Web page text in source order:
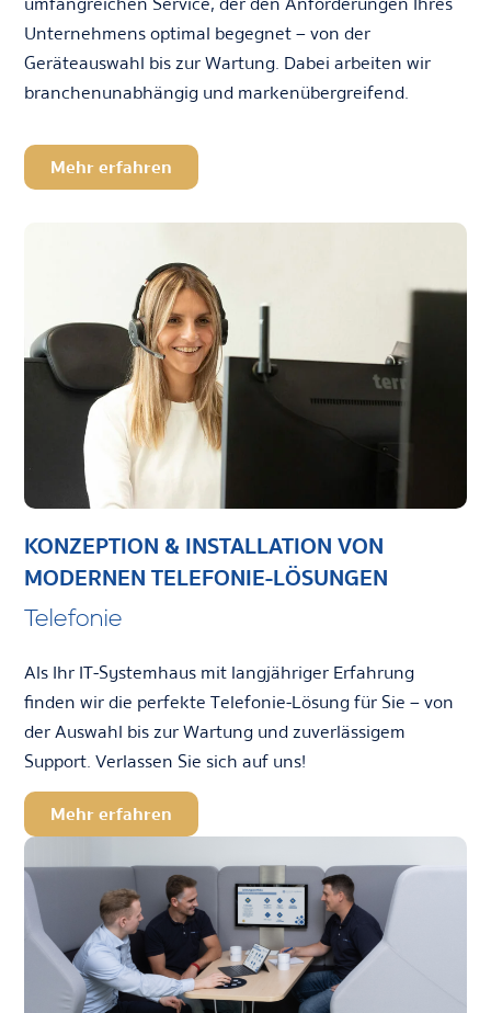
Unternehmens optimal begegnet – von der
Geräteauswahl bis zur Wartung. Dabei arbeiten wir
branchenunabhängig und markenübergreifend.
Mehr erfahren
KONZEPTION & INSTALLATION VON
MODERNEN TELEFONIE-LÖSUNGEN
Telefonie
Als Ihr IT-Systemhaus mit langjähriger Erfahrung
finden wir die perfekte Telefonie-Lösung für Sie – von
der Auswahl bis zur Wartung und zuverlässigem
Support. Verlassen Sie sich auf uns!
Mehr erfahren